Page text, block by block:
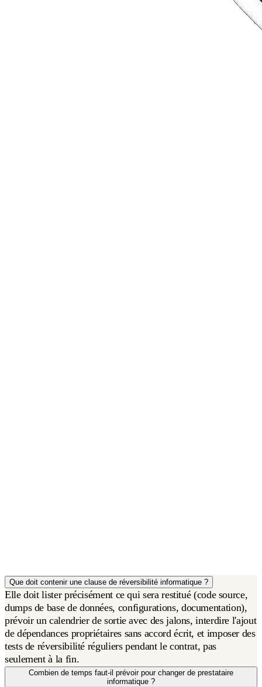
Que doit contenir une clause de réversibilité informatique ?
Elle doit lister précisément ce qui sera restitué (code source,
dumps de base de données, configurations, documentation),
prévoir un calendrier de sortie avec des jalons, interdire l'ajout
de dépendances propriétaires sans accord écrit, et imposer des
tests de réversibilité réguliers pendant le contrat, pas
seulement à la fin.
Combien de temps faut-il prévoir pour changer de prestataire
informatique ?